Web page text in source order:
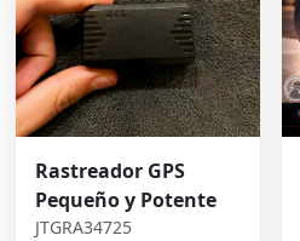
Rastreador GPS
Pequeño y Potente
JTGRA34725